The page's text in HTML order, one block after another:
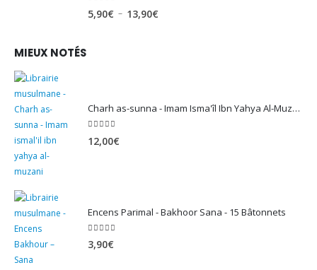
5,90€ – 13,90€
MIEUX NOTÉS
Charh as-sunna - Imam Isma'îl Ibn Yahya Al-Muzanî
12,00€
Encens Parimal - Bakhoor Sana - 15 Bâtonnets
5.00sur 5
3,90€